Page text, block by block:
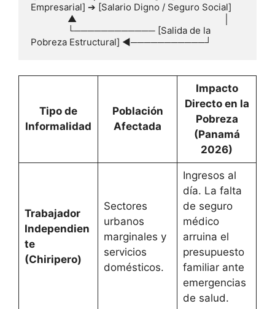
Empresarial] ➔ [Salario Digno / Seguro Social]
Tipo de
Informalidad
Población
Afectada
Impacto
Directo en la
Pobreza
(Panamá
2026)
Trabajador
Independien
te
(Chiripero)
Sectores
urbanos
marginales y
servicios
domésticos.
Ingresos al
día. La falta
de seguro
médico
arruina el
presupuesto
familiar ante
emergencias
de salud.